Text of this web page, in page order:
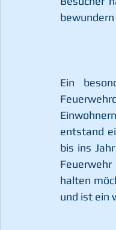
Ein
entstand
bis ins
halten
und ist ein